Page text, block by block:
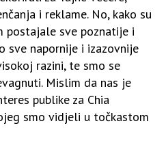
i reklame. No, kako su
postajale sve poznatije i
sve napornije i izazovnije
razini, te smo se
Mislim da nas je
publike za Chia
smo vidjeli u točkastom